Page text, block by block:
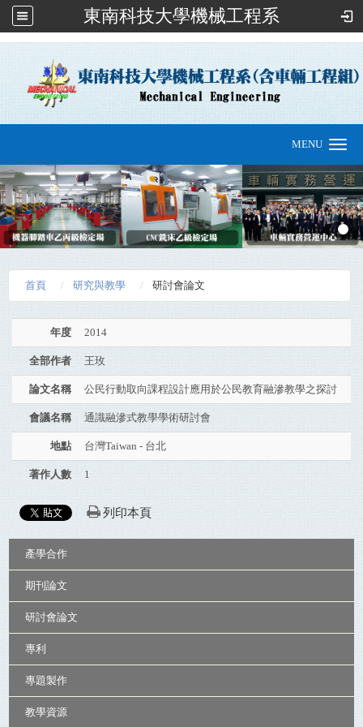
東南科技大學機械工程系
:::
navigation
MENU
首頁 研究與教學 研討會論文
年度 2014
全部作者 王玫
論文名稱 公民行動取向課程設計應用於公民教育融滲教學之探討
會議名稱 通識融滲式教學學術研討會
地點 台灣Taiwan - 台北
著作人數 1
列印本頁
產學合作
期刊論文
研討會論文
專利
專題製作
教學資源